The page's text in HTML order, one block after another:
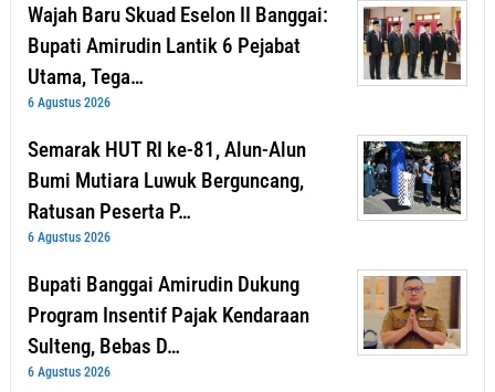
Wajah Baru Skuad Eselon II Banggai:
Bupati Amirudin Lantik 6 Pejabat
Utama, Tega…
6 Agustus 2026
Semarak HUT RI ke-81, Alun-Alun
Bumi Mutiara Luwuk Berguncang,
Ratusan Peserta P…
6 Agustus 2026
Bupati Banggai Amirudin Dukung
Program Insentif Pajak Kendaraan
Sulteng, Bebas D…
6 Agustus 2026